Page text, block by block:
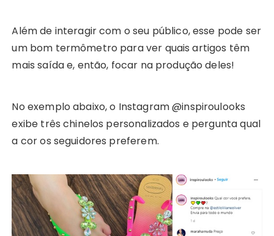
Além de interagir com o seu público, esse pode ser
um bom termômetro para ver quais artigos têm
mais saída e, então, focar na produção deles!
No exemplo abaixo, o Instagram @inspiroulooks
exibe três chinelos personalizados e pergunta qual
a cor os seguidores preferem.